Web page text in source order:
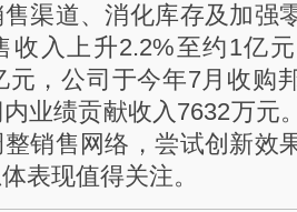
渠道、消化库存及加强
收入上升2.2%至约1亿
元，公司于今年7月收购
业绩贡献收入7632万元
销售网络，尝试创新效
表现值得关注。